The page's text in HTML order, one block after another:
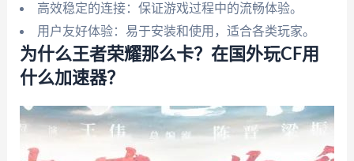
高效稳定的连接：保证游戏过程中的流畅体验。
用户友好体验：易于安装和使用，适合各类玩家。
为什么王者荣耀那么卡？在国外玩CF用
什么加速器？